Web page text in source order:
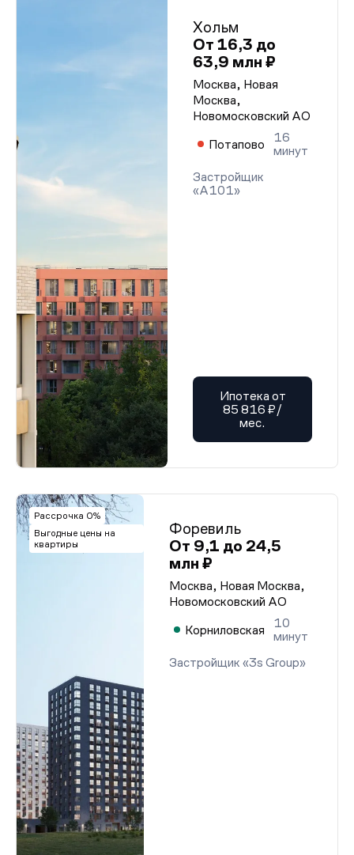
Хольм
От 16,3 до
63,9 млн ₽
Москва, Новая
Москва,
Новомосковский АО
Потапово
16
минут
Застройщик
«А101»
Ипотека от
85 816 ₽/
мес.
Рассрочка 0%
Выгодные цены на
квартиры
Форевиль
От 9,1 до 24,5
млн ₽
Москва, Новая Москва,
Новомосковский АО
Корниловская
10
минут
Застройщик «3s Group»